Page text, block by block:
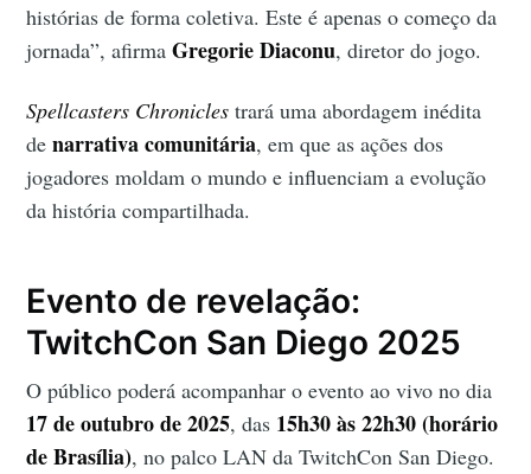
histórias de forma coletiva. Este é apenas o começo da
jornada”, afirmaGregorie Diaconu, diretor do jogo.
Spellcasters Chronicles trará uma abordagem inédita
denarrativa comunitária, em que as ações dos
jogadores moldam o mundo e influenciam a evolução
da história compartilhada.
Evento de revelação:
TwitchCon San Diego 2025
O público poderá acompanhar o evento ao vivo no dia
17 de outubro de 2025, das 15h30 às 22h30 (horário
de Brasília), no palco LAN da TwitchCon San Diego.